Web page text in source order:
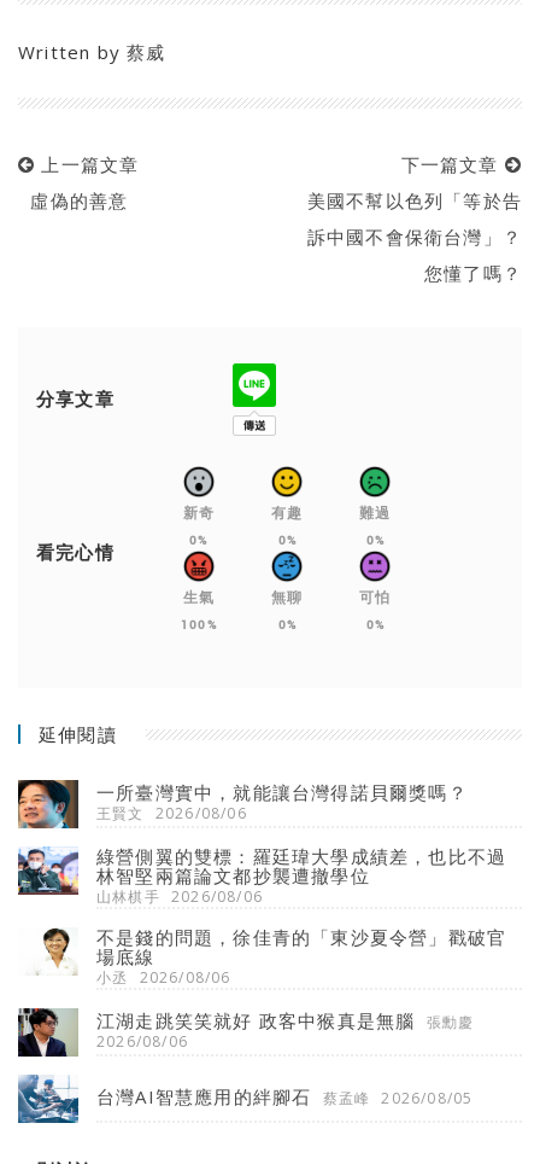
Written by蔡威
上一篇文章
虛偽的善意
下一篇文章
美國不幫以色列「等於告
訴中國不會保衛台灣」？
您懂了嗎？
分享文章
看完心情
新奇
0%
有趣
0%
難過
0%
生氣
100%
無聊
0%
可怕
0%
延伸閱讀
一所臺灣實中，就能讓台灣得諾貝爾獎嗎？
王賢文 2026/08/06
綠營側翼的雙標：羅廷瑋大學成績差，也比不過
林智堅兩篇論文都抄襲遭撤學位
山林棋手 2026/08/06
不是錢的問題，徐佳青的「東沙夏令營」戳破官
場底線
小丞 2026/08/06
江湖走跳笑笑就好 政客中猴真是無腦
張勳慶
2026/08/06
台灣AI智慧應用的絆腳石 蔡孟峰 2026/08/05